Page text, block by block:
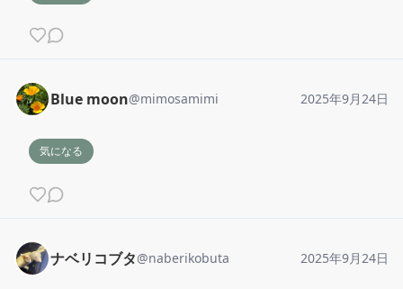
Blue moon@mimosamimi 2025年9月24日
気になる
ナベリコブタ@naberikobuta 2025年9月24日